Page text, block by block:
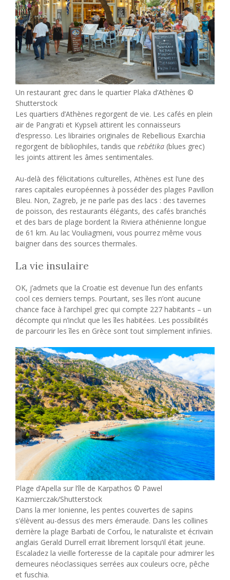
Un restaurant grec dans le quartier Plaka d’Athènes ©
Shutterstock
Les quartiers d’Athènes regorgent de vie. Les cafés en plein
air de Pangrati et Kypseli attirent les connaisseurs
d’espresso. Les librairies originales de Rebellious Exarchia
regorgent de bibliophiles, tandis que rebétika (blues grec)
les joints attirent les âmes sentimentales.
Au-delà des félicitations culturelles, Athènes est l’une des
rares capitales européennes à posséder des plages Pavillon
Bleu. Non, Zagreb, je ne parle pas des lacs : des tavernes
de poisson, des restaurants élégants, des cafés branchés
et des bars de plage bordent la Riviera athénienne longue
de 61 km. Au lac Vouliagmeni, vous pourrez même vous
baigner dans des sources thermales.
La vie insulaire
OK, j’admets que la Croatie est devenue l’un des enfants
cool ces derniers temps. Pourtant, ses îles n’ont aucune
chance face à l’archipel grec qui compte 227 habitants – un
décompte qui n’inclut que les îles habitées. Les possibilités
de parcourir les îles en Grèce sont tout simplement infinies.
Plage d’Apella sur l’île de Karpathos © Pawel
Kazmierczak/Shutterstock
Dans la mer Ionienne, les pentes couvertes de sapins
s’élèvent au-dessus des mers émeraude. Dans les collines
derrière la plage Barbati de Corfou, le naturaliste et écrivain
anglais Gerald Durrell errait librement lorsqu’il était jeune.
Escaladez la vieille forteresse de la capitale pour admirer les
demeures néoclassiques serrées aux couleurs ocre, pêche
et fuschia.